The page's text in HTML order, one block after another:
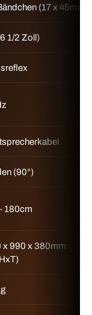
(17 x 45mm)
1/2 Zoll)
(90°)
180cm
x 990 x 380mm